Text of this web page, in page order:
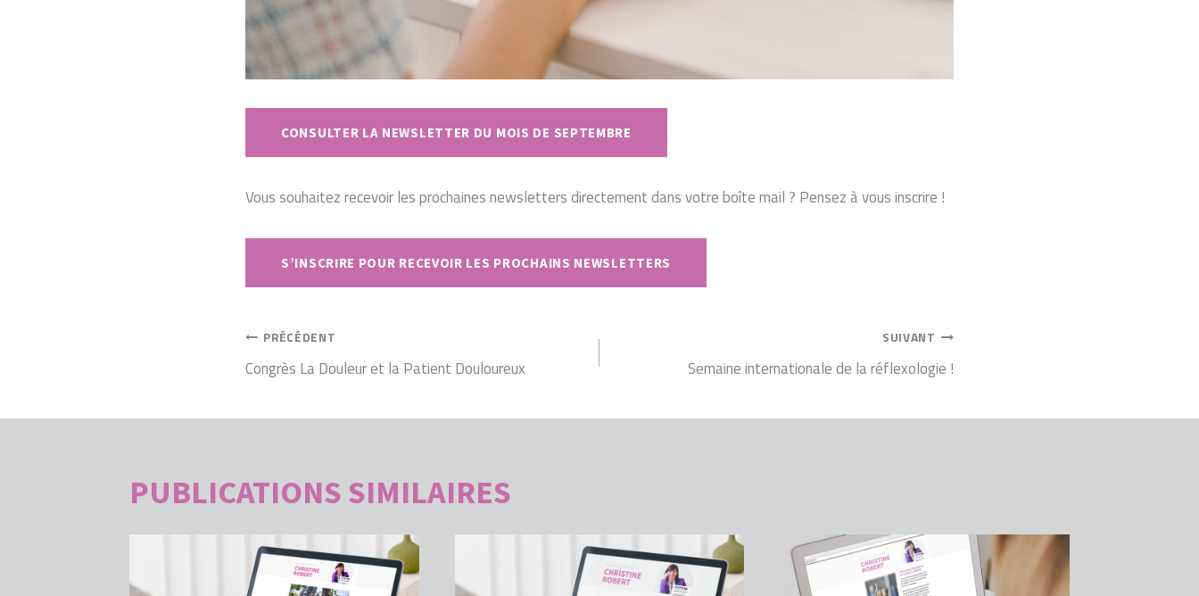
CONSULTER LA NEWSLETTER DU MOIS DE SEPTEMBRE
Vous souhaitez recevoir les prochaines newsletters directement dans votre boîte mail ? Pensez à vous inscrire !
S’INSCRIRE POUR RECEVOIR LES PROCHAINS NEWSLETTERS
NAVIGATION
DE
L’ARTICLE
PRÉCÉDENT
Congrès La Douleur et la Patient Douloureux
SUIVANT
Semaine internationale de la réflexologie !
PUBLICATIONS SIMILAIRES